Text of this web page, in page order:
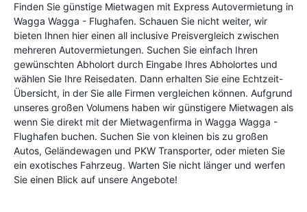
Finden Sie günstige Mietwagen mit Express Autovermietung in
Wagga Wagga - Flughafen. Schauen Sie nicht weiter, wir
bieten Ihnen hier einen all inclusive Preisvergleich zwischen
mehreren Autovermietungen. Suchen Sie einfach Ihren
gewünschten Abholort durch Eingabe Ihres Abholortes und
wählen Sie Ihre Reisedaten. Dann erhalten Sie eine Echtzeit-
Übersicht, in der Sie alle Firmen vergleichen können. Aufgrund
unseres großen Volumens haben wir günstigere Mietwagen als
wenn Sie direkt mit der Mietwagenfirma in Wagga Wagga -
Flughafen buchen. Suchen Sie von kleinen bis zu großen
Autos, Geländewagen und PKW Transporter, oder mieten Sie
ein exotisches Fahrzeug. Warten Sie nicht länger und werfen
Sie einen Blick auf unsere Angebote!